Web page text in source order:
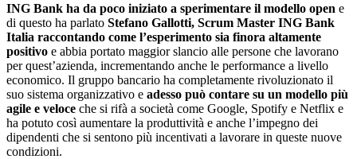
ING Bank ha da poco iniziato a sperimentare il modello open e
di questo ha parlato Stefano Gallotti, Scrum Master ING Bank
Italia raccontando come l’esperimento sia finora altamente
positivo e abbia portato maggior slancio alle persone che lavorano
per quest’azienda, incrementando anche le performance a livello
economico. Il gruppo bancario ha completamente rivoluzionato il
suo sistema organizzativo e adesso può contare su un modello più
agile e veloce che si rifà a società come Google, Spotify e Netflix e
ha potuto così aumentare la produttività e anche l’impegno dei
dipendenti che si sentono più incentivati a lavorare in queste nuove
condizioni.